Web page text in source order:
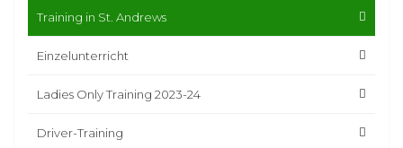
Training in St. Andrews
Einzelunterricht
Ladies Only Training 2023-24
Driver-Training